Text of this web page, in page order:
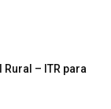
– ITR para